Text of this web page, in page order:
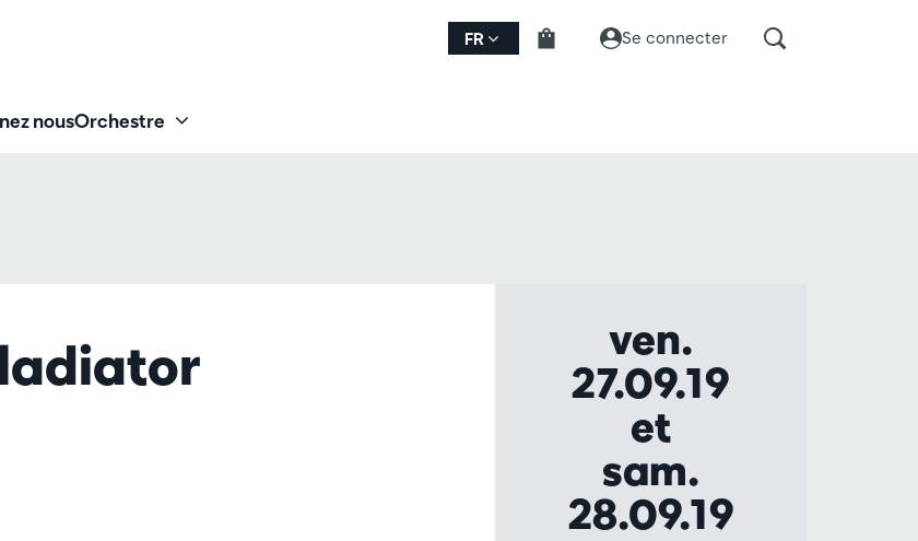
FR Se connecter
nousOrchestre
ven.
27.09.19
et
sam.
28.09.19